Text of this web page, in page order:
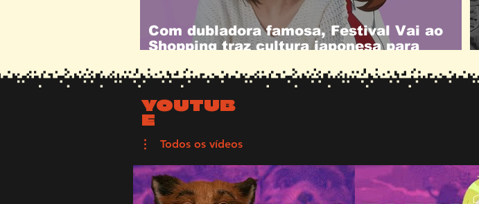
Com dubladora famosa, Festival Vai ao
Shopping traz cultura japonesa para
YOUTUB
E
Todos os vídeos